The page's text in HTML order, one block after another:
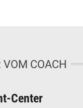
VOM COACH
Center